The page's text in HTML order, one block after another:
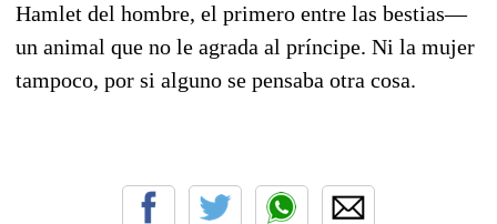
Hamlet del hombre, el primero entre las bestias—
un animal que no le agrada al príncipe. Ni la mujer
tampoco, por si alguno se pensaba otra cosa.